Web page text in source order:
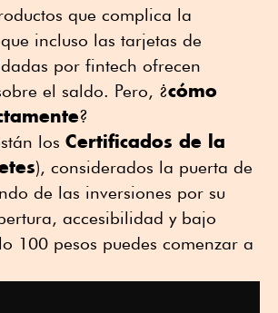
que complica la
incluso las tarjetas de
por fintech ofrecen
el saldo. Pero, ¿cómo
?
los Certificados de la
), considerados la puerta de
de las inversiones por su
accesibilidad y bajo
100 pesos puedes comenzar a